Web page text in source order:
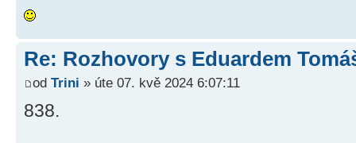
Re: Rozhovory s Eduardem
od Trini » úte 07. kvě 2024 6:07:11
838.